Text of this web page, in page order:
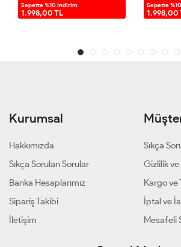
Sepette %10 İndirim
1.998,00 TL
Sepette
1.998,00
Kurumsal
Hakkımızda
Sıkça Sorulan Sorular
Banka Hesaplarımız
Sipariş Takibi
İletişim
Sıkça
Gizlilik
Kargo ve
İptal ve
Mesafeli